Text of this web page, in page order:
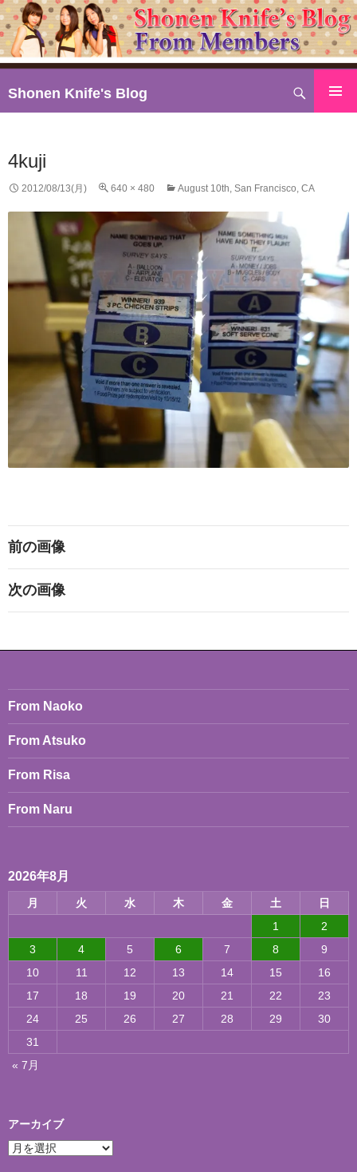
Shonen Knife's Blog
索
ン
ツ
プ
4kuji
2012/08/13(月) 640 × 480 August 10th, San Francisco, CA
前の画像
次の画像
From Naoko
From Atsuko
From Risa
From Naru
2026年8月
月 火 水 木 金 土
日
1
2
3
4 5 6 7 8
9
10
11 12 13 14 15
16
17
18 19 20 21 22
23
24
25 26 27 28 29
30
31
« 7月
アーカイブ
ア